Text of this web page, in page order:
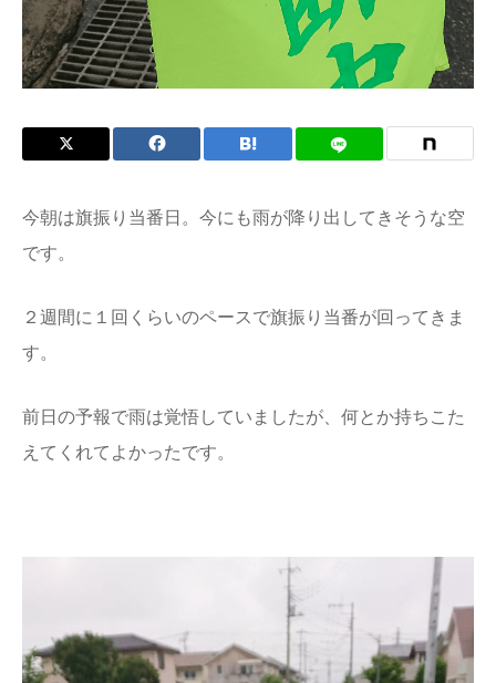
今朝は旗振り当番日。今にも雨が降り出してきそうな空
です。
２週間に１回くらいのペースで旗振り当番が回ってきま
す。
前日の予報で雨は覚悟していましたが、何とか持ちこた
えてくれてよかったです。